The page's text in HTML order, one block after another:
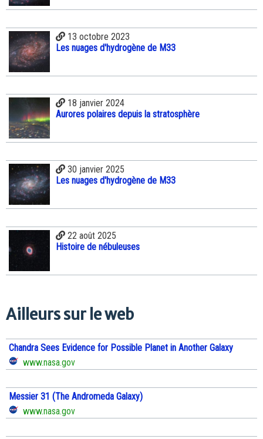
13 octobre 2023
Les nuages d'hydrogène de M33
18 janvier 2024
Aurores polaires depuis la stratosphère
30 janvier 2025
Les nuages d'hydrogène de M33
22 août 2025
Histoire de nébuleuses
Ailleurs sur le web
Chandra Sees Evidence for Possible Planet in Another Galaxy
www.nasa.gov
Messier 31 (The Andromeda Galaxy)
www.nasa.gov